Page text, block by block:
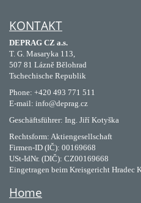
KONTAKT
DEPRAG CZ a.s.
T. G. Masaryka 113,
507 81 Lázně Bělohrad
Tschechische Republik
Phone: +420 493 771 511
E-mail: info@deprag.cz
Geschäftsführer: Ing. Jiří Kotyška
Rechtsform: Aktiengesellschaft
Firmen-ID (IČ): 00169668
USt-IdNr. (DIČ): CZ00169668
Eingetragen beim Kreisgericht Hradec
Home